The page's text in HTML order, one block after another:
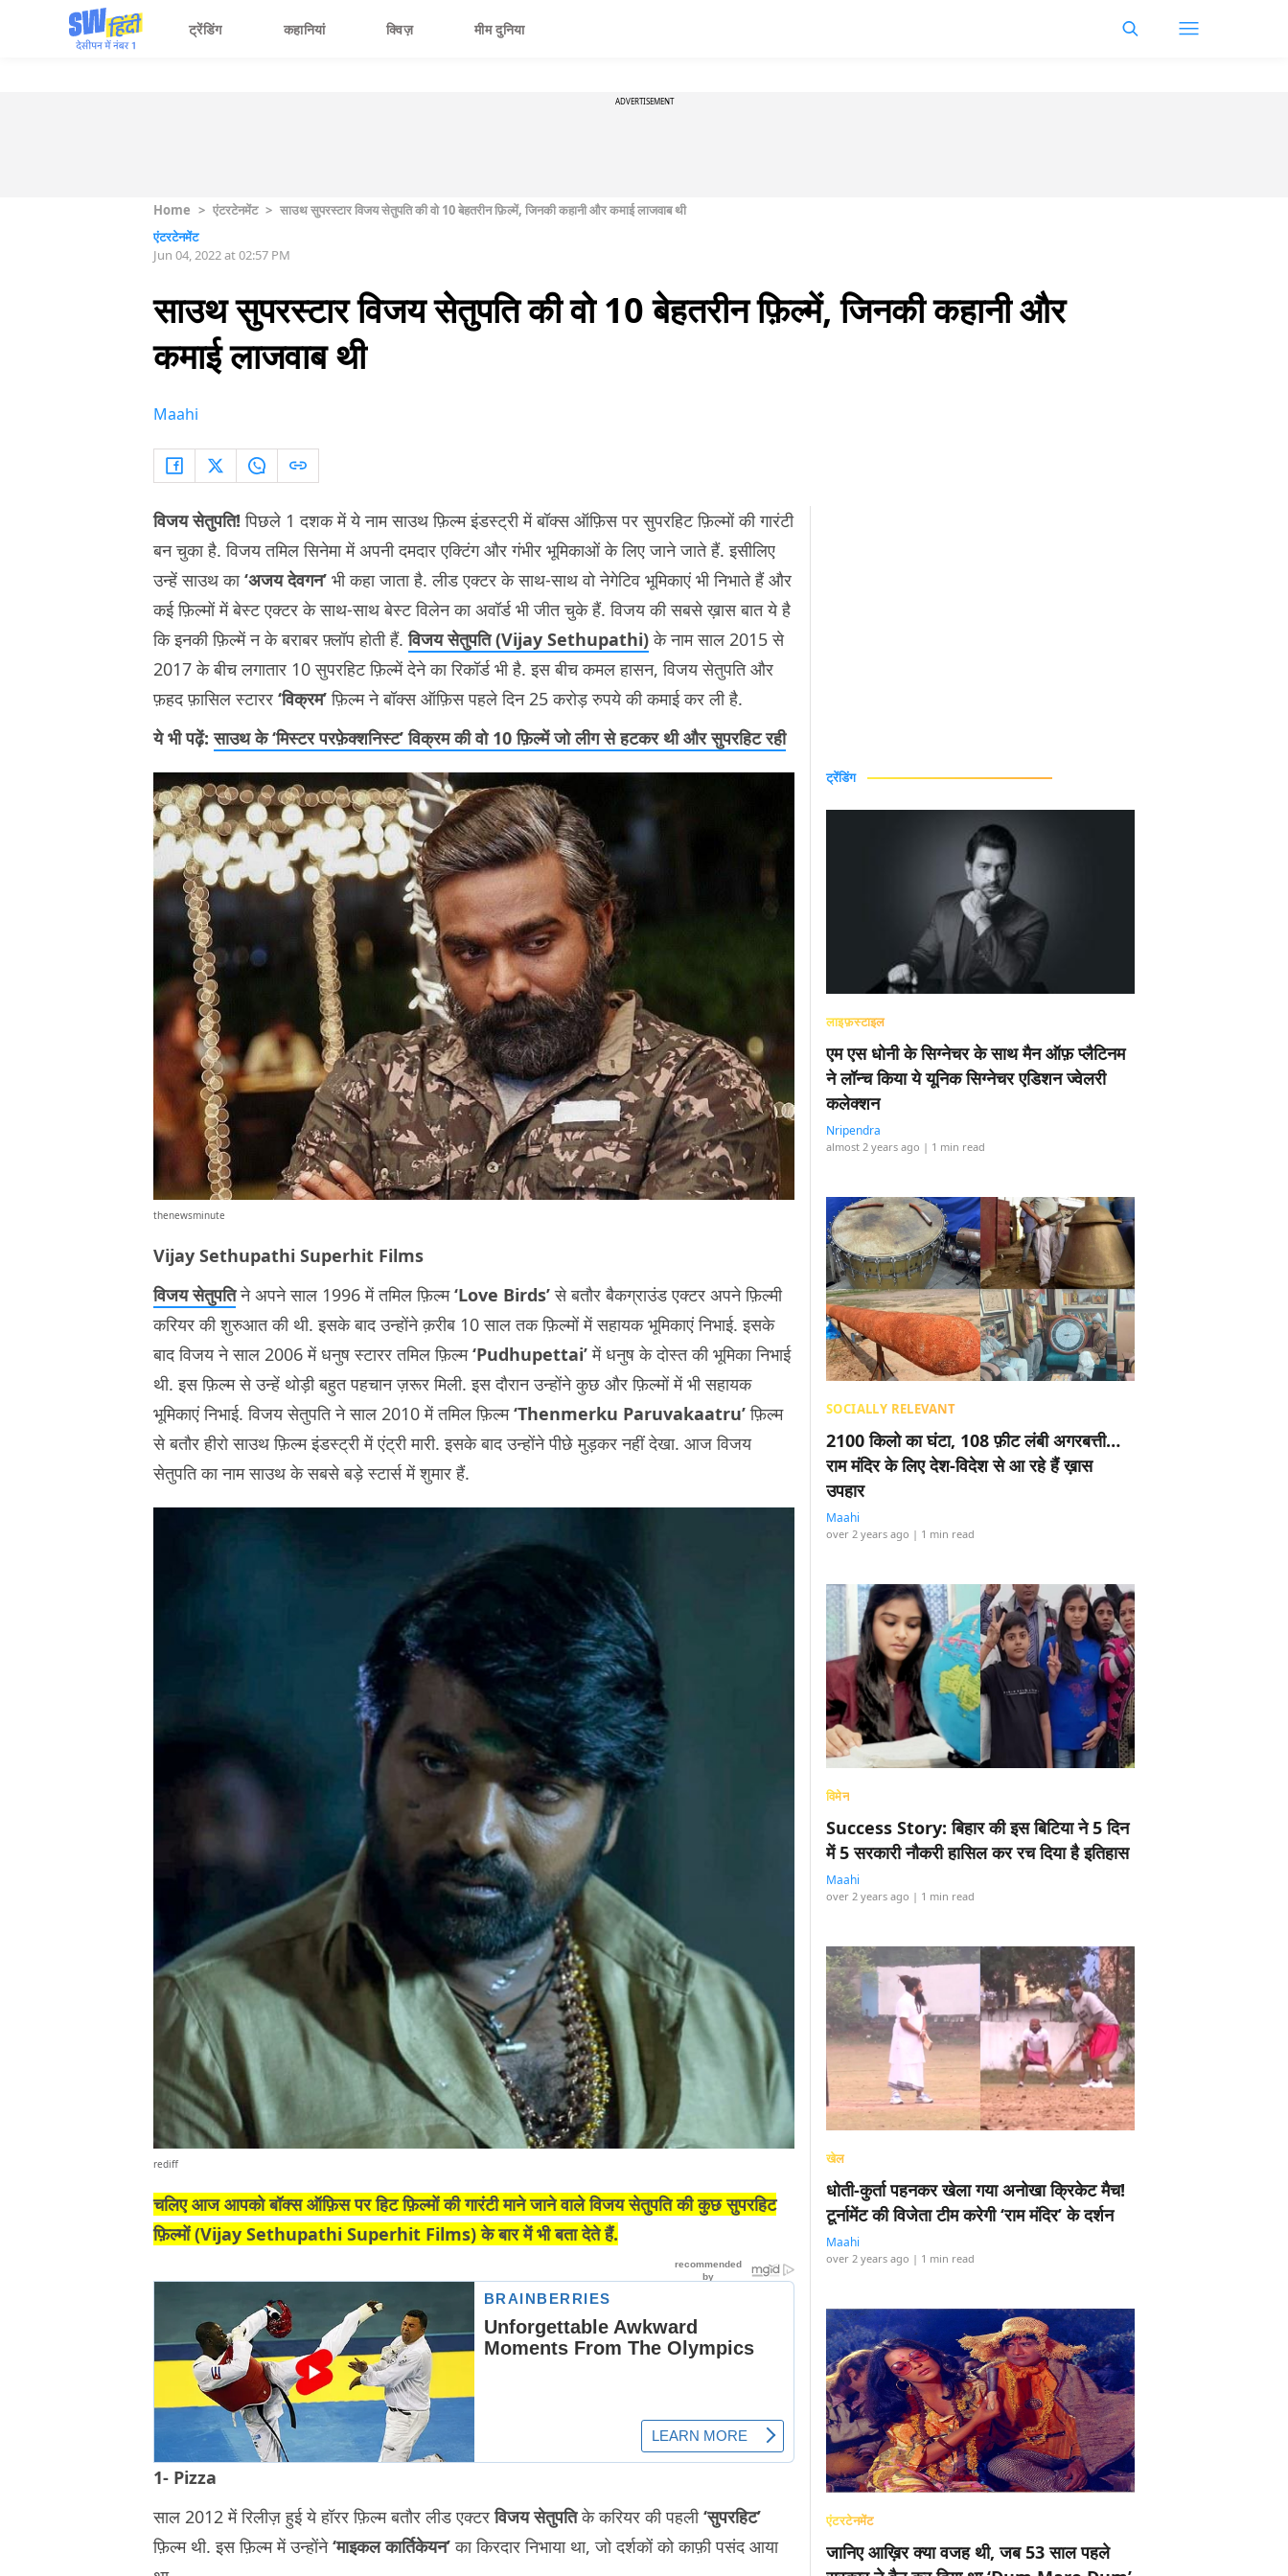
ट्रेंडिंग कहानियां क्विज़ मीम दुनिया
ADVERTISEMENT
Home > एंटरटेनमेंट > साउथ सुपरस्टार विजय सेतुपति की वो 10 बेहतरीन फ़िल्में, जिनकी कहानी और कमाई लाजवाब थी
एंटरटेनमेंट
Jun 04, 2022 at 02:57 PM
साउथ सुपरस्टार विजय सेतुपति की वो 10 बेहतरीन फ़िल्में, जिनकी कहानी और
कमाई लाजवाब थी
Maahi
विजय सेतुपति! पिछले 1 दशक में ये नाम साउथ फ़िल्म इंडस्ट्री में बॉक्स ऑफ़िस पर सुपरहिट फ़िल्मों की गारंटी
बन चुका है. विजय तमिल सिनेमा में अपनी दमदार एक्टिंग और गंभीर भूमिकाओं के लिए जाने जाते हैं. इसीलिए
उन्हें साउथ का‘अजय देवगन’ भी कहा जाता है. लीड एक्टर के साथ-साथ वो नेगेटिव भूमिकाएं भी निभाते हैं और
कई फ़िल्मों में बेस्ट एक्टर के साथ-साथ बेस्ट विलेन का अवॉर्ड भी जीत चुके हैं. विजय की सबसे ख़ास बात ये है
कि इनकी फ़िल्में न के बराबर फ़्लॉप होती हैं.विजय सेतुपति (Vijay Sethupathi)के नाम साल 2015 से
2017 के बीच लगातार 10 सुपरहिट फ़िल्में देने का रिकॉर्ड भी है. इस बीच कमल हासन, विजय सेतुपति और
फ़हद फ़ासिल स्टारर ‘विक्रम’फ़िल्म ने बॉक्स ऑफ़िस पहले दिन 25 करोड़ रुपये की कमाई कर ली है.
ये भी पढ़ें:साउथ के ‘मिस्टर परफ़ेक्शनिस्ट’ विक्रम की वो 10 फ़िल्में जो लीग से हटकर थी और सुपरहिट रही
thenewsminute
Vijay Sethupathi Superhit Films
विजय सेतुपति ने अपने साल 1996 में तमिल फ़िल्म‘Love Birds’से बतौर बैकग्राउंड एक्टर अपने फ़िल्मी
करियर की शुरुआत की थी. इसके बाद उन्होंने क़रीब 10 साल तक फ़िल्मों में सहायक भूमिकाएं निभाई. इसके
बाद विजय ने साल 2006 में धनुष स्टारर तमिल फ़िल्म‘Pudhupettai’में धनुष के दोस्त की भूमिका निभाई
थी. इस फ़िल्म से उन्हें थोड़ी बहुत पहचान ज़रूर मिली. इस दौरान उन्होंने कुछ और फ़िल्मों में भी सहायक
भूमिकाएं निभाई. विजय सेतुपति ने साल 2010 में तमिल फ़िल्म‘Thenmerku Paruvakaatru’फ़िल्म
से बतौर हीरो साउथ फ़िल्म इंडस्ट्री में एंट्री मारी. इसके बाद उन्होंने पीछे मुड़कर नहीं देखा. आज विजय
सेतुपति का नाम साउथ के सबसे बड़े स्टार्स में शुमार हैं.
rediff
चलिए आज आपको बॉक्स ऑफ़िस पर हिट फ़िल्मों की गारंटी माने जाने वाले विजय सेतुपति की कुछ सुपरहिट
फ़िल्मों (Vijay Sethupathi Superhit Films) के बार में भी बता देते हैं.
1- Pizza
साल 2012 में रिलीज़ हुई ये हॉरर फ़िल्म बतौर लीड एक्टरविजय सेतुपतिके करियर की पहली‘सुपरहिट’
फ़िल्म थी. इस फ़िल्म में उन्होंने‘माइकल कार्तिकेयन’का किरदार निभाया था, जो दर्शकों को काफ़ी पसंद आया
ट्रेंडिंग
लाइफ़स्टाइल
एम एस धोनी के सिग्नेचर के साथ मैन ऑफ़ प्लैटिनम
ने लॉन्च किया ये यूनिक सिग्नेचर एडिशन ज्वेलरी
कलेक्शन
Nripendra
almost 2 years ago | 1 min read
SOCIALLY RELEVANT
2100 किलो का घंटा, 108 फ़ीट लंबी अगरबत्ती…
राम मंदिर के लिए देश-विदेश से आ रहे हैं ख़ास
उपहार
Maahi
over 2 years ago | 1 min read
विमेन
Success Story: बिहार की इस बिटिया ने 5 दिन
में 5 सरकारी नौकरी हासिल कर रच दिया है इतिहास
Maahi
over 2 years ago | 1 min read
खेल
धोती-कुर्ता पहनकर खेला गया अनोखा क्रिकेट मैच!
टूर्नामेंट की विजेता टीम करेगी ‘राम मंदिर’ के दर्शन
Maahi
over 2 years ago | 1 min read
एंटरटेनमेंट
जानिए आख़िर क्या वजह थी, जब 53 साल पहले